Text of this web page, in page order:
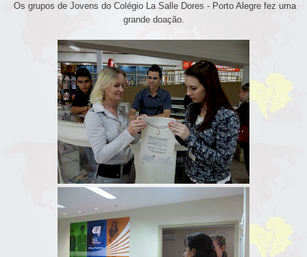
Os grupos de Jovens do Colégio La Salle Dores - Porto Alegre fez uma
grande doação.